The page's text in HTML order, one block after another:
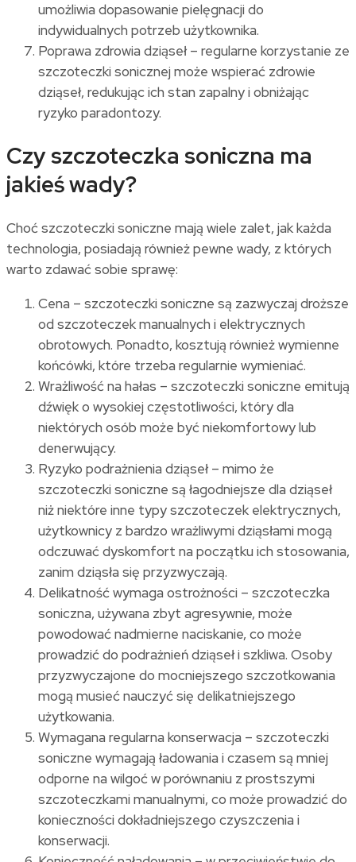
umożliwia dopasowanie pielęgnacji do
indywidualnych potrzeb użytkownika.
Poprawa zdrowia dziąseł – regularne korzystanie ze
szczoteczki sonicznej może wspierać zdrowie
dziąseł, redukując ich stan zapalny i obniżając
ryzyko paradontozy.
Czy szczoteczka soniczna ma
jakieś wady?
Choć szczoteczki soniczne mają wiele zalet, jak każda
technologia, posiadają również pewne wady, z których
warto zdawać sobie sprawę:
Cena – szczoteczki soniczne są zazwyczaj droższe
od szczoteczek manualnych i elektrycznych
obrotowych. Ponadto, kosztują również wymienne
końcówki, które trzeba regularnie wymieniać.
Wrażliwość na hałas – szczoteczki soniczne emitują
dźwięk o wysokiej częstotliwości, który dla
niektórych osób może być niekomfortowy lub
denerwujący.
Ryzyko podrażnienia dziąseł – mimo że
szczoteczki soniczne są łagodniejsze dla dziąseł
niż niektóre inne typy szczoteczek elektrycznych,
użytkownicy z bardzo wrażliwymi dziąsłami mogą
odczuwać dyskomfort na początku ich stosowania,
zanim dziąsła się przyzwyczają.
Delikatność wymaga ostrożności – szczoteczka
soniczna, używana zbyt agresywnie, może
powodować nadmierne naciskanie, co może
prowadzić do podrażnień dziąseł i szkliwa. Osoby
przyzwyczajone do mocniejszego szczotkowania
mogą musieć nauczyć się delikatniejszego
użytkowania.
Wymagana regularna konserwacja – szczoteczki
soniczne wymagają ładowania i czasem są mniej
odporne na wilgoć w porównaniu z prostszymi
szczoteczkami manualnymi, co może prowadzić do
konieczności dokładniejszego czyszczenia i
konserwacji.